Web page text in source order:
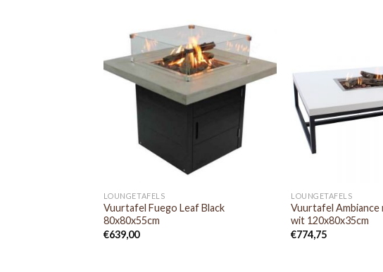
LOUNGETAFELS
Vuurtafel Fuego Leaf Black
80x80x55cm
€639,00
LOUNGETAFELS
Vuurtafel
wit 120x80x35cm
€774,75